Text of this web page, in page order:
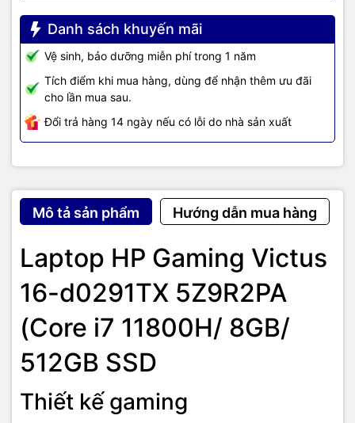
Danh sách khuyến mãi
Vệ sinh, bảo dưỡng miễn phí trong 1 năm
Tích điểm khi mua hàng, dùng để nhận thêm ưu đãi
cho lần mua sau.
Đổi trả hàng 14 ngày nếu có lỗi do nhà sản xuất
Mô tả sản phẩm Hướng dẫn mua hàng
Laptop HP Gaming Victus
16-d0291TX 5Z9R2PA
(Core i7 11800H/ 8GB/
512GB SSD
Thiết kế gaming
Hệ thống tản nhiệt vượt trội
Với thiết kế vượt trội, HP đã nâng cấp hệ thống làm mát trên HP
VICTUS 16-d0291TX 5Z9R2PA hoạt động vô cùng hiệu quả và bền
hệ thống quạt đã được cải tiến từ 47 cánh quạt lên 83 cánh quạt
cho HP VICTUS 16-d0291TX 5Z9R2PA gia tăng 14% lượng gió,
cánh quạt dày hơn cho khả năng hút gió tốt hơn để duy trì nhiệt độ